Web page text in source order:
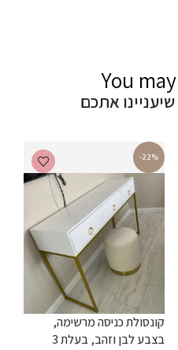
You
אתכם
-22%
קונסולת כניסה מרשימה,
בצבע לבן וזהב, בעלת 3